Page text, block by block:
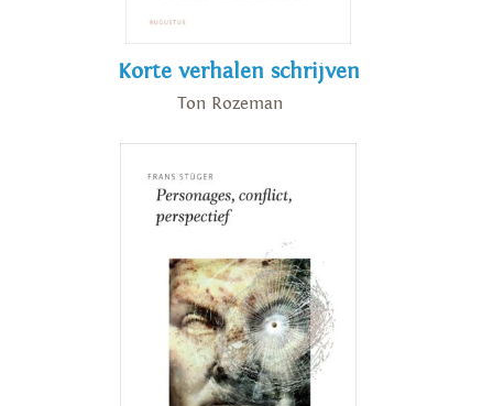
Korte verhalen schrijven
Ton Rozeman